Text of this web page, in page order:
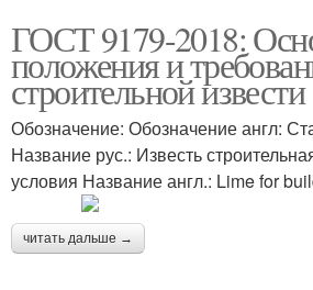
ГОСТ 9179-2018:
положения и
строительной извести
Обозначение: Обозначение англ:
Название рус.: Известь
условия Название англ.: Lime for
читать дальше →